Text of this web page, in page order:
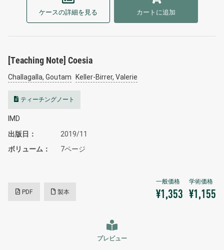
ケースの詳細を見る カートに追加
[Teaching Note] Coesia
Challagalla, Goutam Keller-Birrer, Valerie
ティーチングノート
IMD
出版日
2019/11
ボリューム
7ページ
PDF 製本 ¥1,353 ¥1,155
プレビュー